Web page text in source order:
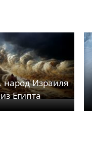
народ Израиля
Египта